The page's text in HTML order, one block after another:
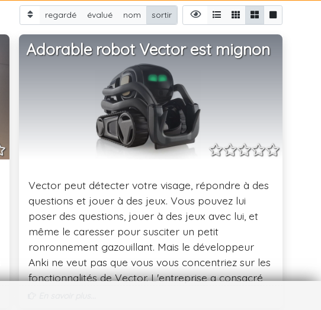
regardé évalué nom sortir
Adorable robot Vector est mignon
Vector peut détecter votre visage, répondre à des
questions et jouer à des jeux. Vous pouvez lui
poser des questions, jouer à des jeux avec lui, et
même le caresser pour susciter un petit
ronronnement gazouillant. Mais le développeur
Anki ne veut pas que vous vous concentriez sur les
fonctionnalités de Vector. L'entreprise a consacré